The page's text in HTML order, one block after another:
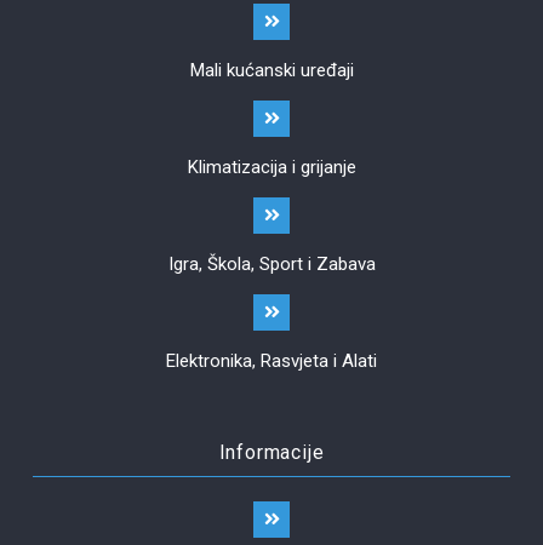
Mali kućanski uređaji
Klimatizacija i grijanje
Igra, Škola, Sport i Zabava
Elektronika, Rasvjeta i Alati
Informacije